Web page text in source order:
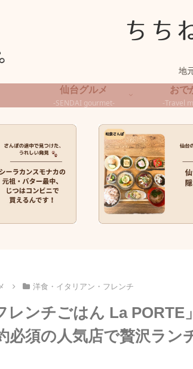
地
仙台グルメ
-SENDAI gourmet-
おで
-Travel
洋食・イタリアン・フレンチ
レンチごはん La PORTE
必須の人気店で贅沢ラン